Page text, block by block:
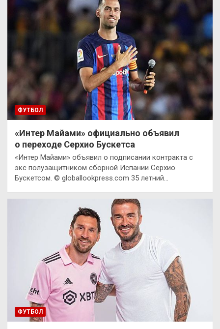
ФУТБОЛ
«Интер Майами» официально объявил
о переходе Серхио Бускетса
«Интер Майами» объявил о подписании контракта с
экс полузащитником сборной Испании Серхио
Бускетсом. © globallookpress.com 35 летний…
ФУТБОЛ